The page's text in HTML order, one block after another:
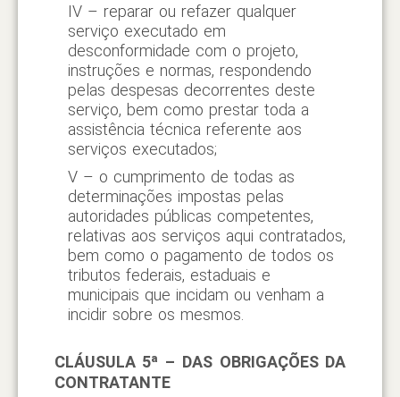
IV – reparar ou refazer qualquer
serviço executado em
desconformidade com o projeto,
instruções e normas, respondendo
pelas despesas decorrentes deste
serviço, bem como prestar toda a
assistência técnica referente aos
serviços executados;
V – o cumprimento de todas as
determinações impostas pelas
autoridades públicas competentes,
relativas aos serviços aqui contratados,
bem como o pagamento de todos os
tributos federais, estaduais e
municipais que incidam ou venham a
incidir sobre os mesmos.
CLÁUSULA 5ª – DAS OBRIGAÇÕES DA
CONTRATANTE